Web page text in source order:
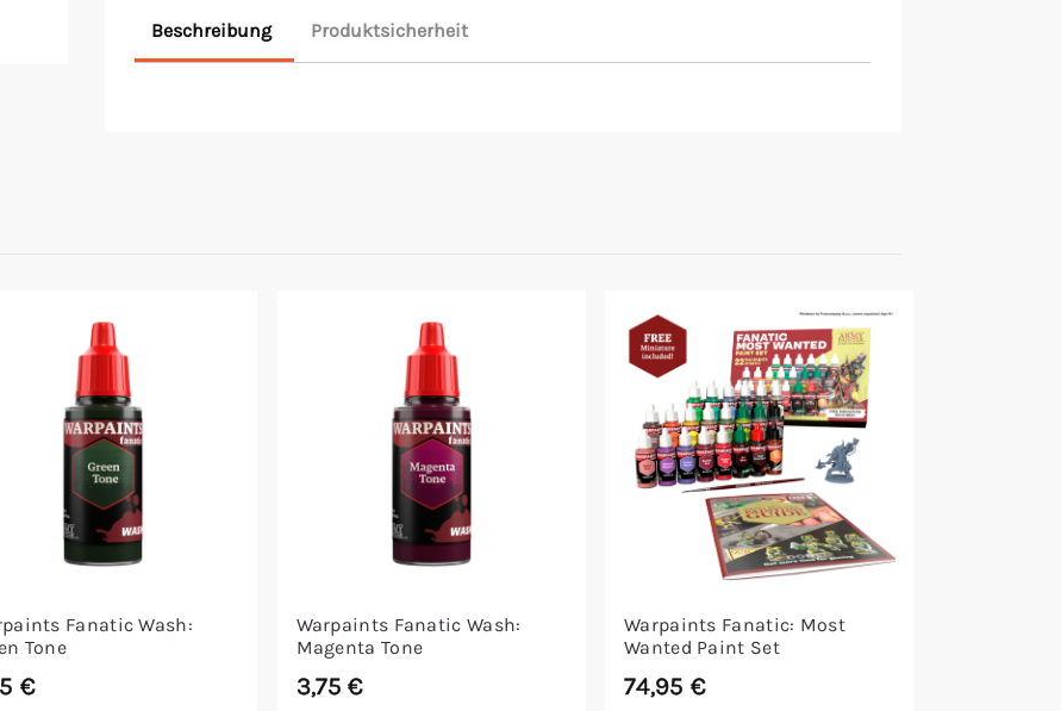
Menge
Beschreibung Produktsicherheit
Fanatic Wash:
Tone
€
Warpaints Fanatic Wash:
Magenta Tone
3,75€
Warpaints Fanatic: Most
Wanted Paint Set
74,95 €